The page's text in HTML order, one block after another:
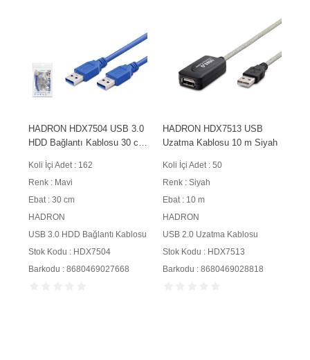
HADRON HDX7504 USB 3.0
HDD Bağlantı Kablosu 30 cm
Koli İçi Adet : 162
Renk : Mavi
Ebat : 30 cm
HADRON
USB 3.0 HDD Bağlantı Kablosu
Stok Kodu : HDX7504
Barkodu : 8680469027668
HADRON HDX7513 USB
Uzatma Kablosu 10 m Siyah
Koli İçi Adet : 50
Renk : Siyah
Ebat : 10 m
HADRON
USB 2.0 Uzatma Kablosu
Stok Kodu : HDX7513
Barkodu : 8680469028818